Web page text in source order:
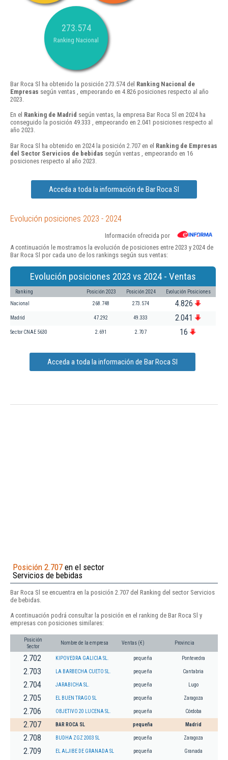
273.574
Ranking Nacional
Bar Roca Sl ha obtenido la posición 273.574 del Ranking Nacional de
Empresas según ventas , empeorando en 4.826 posiciones respecto al año
2023.
En el Ranking de Madrid según ventas, la empresa Bar Roca Sl en 2024 ha
conseguido la posición 49.333 , empeorando en 2.041 posiciones respecto al
año 2023.
Bar Roca Sl ha obtenido en 2024 la posición 2.707 en el Ranking de Empresas
del Sector Servicios de bebidas según ventas , empeorando en 16
posiciones respecto al año 2023.
Acceda a toda la información de Bar Roca Sl
Evolución posiciones 2023 - 2024
Información ofrecida por
A continuación le mostramos la evolución de posiciones entre 2023 y 2024 de
Bar Roca Sl por cada uno de los rankings según sus ventas:
Evolución posiciones 2023 vs 2024 - Ventas
Ranking Posición 2023 Posición 2024 Evolución Posiciones
Nacional 268.748 273.574 4.826
Madrid 47.292 49.333 2.041
Sector CNAE 5630 2.691 2.707 16
Acceda a toda la información de Bar Roca Sl
Posición 2.707 en el sector
Servicios de bebidas
Bar Roca Sl se encuentra en la posición 2.707 del Ranking del sector Servicios
de bebidas.
A continuación podrá consultar la posición en el ranking de Bar Roca Sl y
empresas con posiciones similares:
Posición
Sector
Nombre de la empresa Ventas (€) Provincia
2.702 KIPOVEDRA GALICIA SL. pequeña Pontevedra
2.703 LA BARBECHA CUETO SL. pequeña Cantabria
2.704 JARABICHA SL. pequeña Lugo
2.705 EL BUEN TRAGO SL pequeña Zaragoza
2.706 OBJETIVO 20 LUCENA SL. pequeña Córdoba
2.707 BAR ROCA SL pequeña Madrid
2.708 BUDHA ZGZ 2003 SL pequeña Zaragoza
2.709 EL ALJIBE DE GRANADA SL pequeña Granada